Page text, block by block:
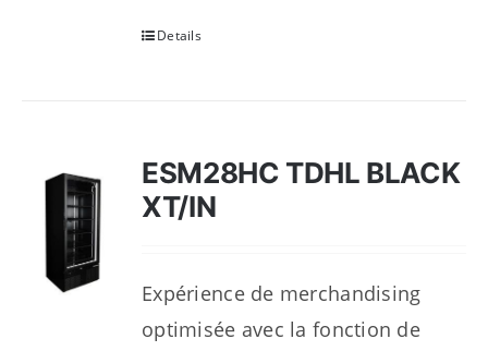
Details
ESM28HC TDHL BLACK
XT/IN
Expérience de merchandising
optimisée avec la fonction de